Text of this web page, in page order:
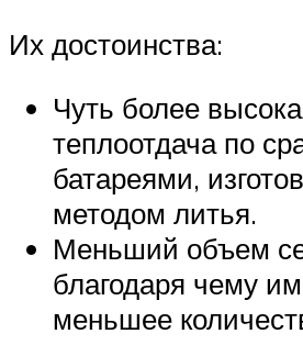
Их достоинства:
Чуть более
теплоотдача по
батареями,
методом литья.
Меньший объем
благодаря чему
меньшее